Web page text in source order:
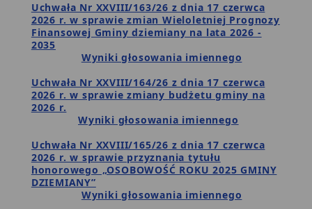
Uchwała Nr XXVIII/163/26 z dnia 17 czerwca
2026 r. w sprawie zmian Wieloletniej Prognozy
Finansowej Gminy dziemiany na lata 2026 -
2035
Wyniki głosowania imiennego
Uchwała Nr XXVIII/164/26 z dnia 17 czerwca
2026 r. w sprawie zmiany budżetu gminy na
2026 r.
Wyniki głosowania imiennego
Uchwała Nr XXVIII/165/26 z dnia 17 czerwca
2026 r. w sprawie przyznania tytułu
honorowego „OSOBOWOŚĆ ROKU 2025 GMINY
DZIEMIANY”
Wyniki głosowania imiennego